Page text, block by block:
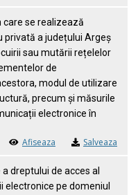
se realizează
privată a județului Argeș
sau mutării rețelelor
de
modul de utilizare
precum și măsurile
electronice în
Afiseaza Salveaza
dreptului de acces al
pe domeniul